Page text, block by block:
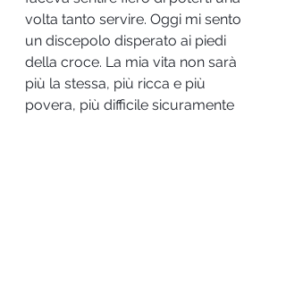
volta tanto servire. Oggi mi sento
un discepolo disperato ai piedi
della croce. La mia vita non sarà
più la stessa, più ricca e più
povera, più difficile sicuramente